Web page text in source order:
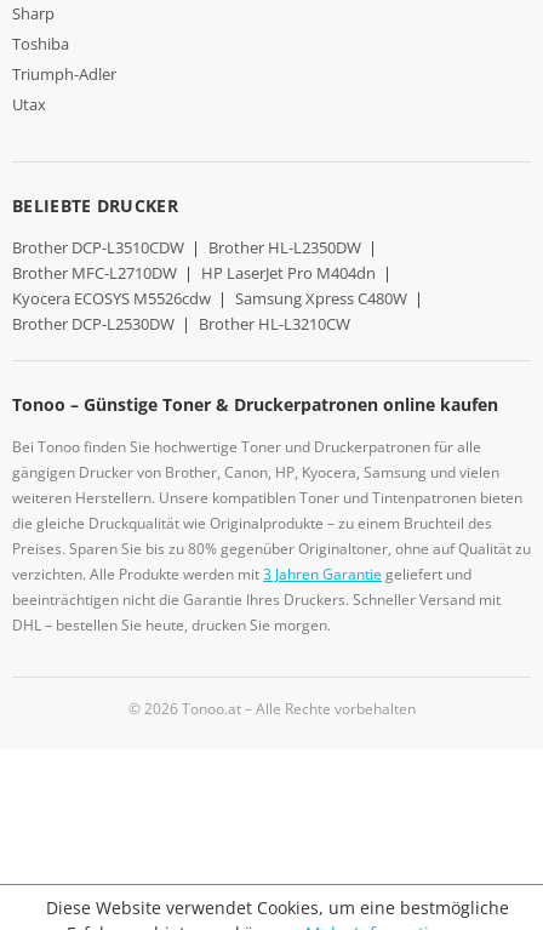
Sharp
Toshiba
Triumph-Adler
Utax
BELIEBTE DRUCKER
Brother DCP-L3510CDW | Brother HL-L2350DW |
Brother MFC-L2710DW | HP LaserJet Pro M404dn |
Kyocera ECOSYS M5526cdw | Samsung Xpress C480W |
Brother DCP-L2530DW | Brother HL-L3210CW
Tonoo – Günstige Toner & Druckerpatronen online kaufen
Bei Tonoo finden Sie hochwertige Toner und Druckerpatronen für alle
gängigen Drucker von Brother, Canon, HP, Kyocera, Samsung und vielen
weiteren Herstellern. Unsere kompatiblen Toner und Tintenpatronen bieten
die gleiche Druckqualität wie Originalprodukte – zu einem Bruchteil des
Preises. Sparen Sie bis zu 80% gegenüber Originaltoner, ohne auf Qualität zu
verzichten. Alle Produkte werden mit3 Jahren Garantiegeliefert und
beeinträchtigen nicht die Garantie Ihres Druckers. Schneller Versand mit
DHL – bestellen Sie heute, drucken Sie morgen.
© 2026 Tonoo.at – Alle Rechte vorbehalten
Diese Website verwendet Cookies, um eine bestmögliche